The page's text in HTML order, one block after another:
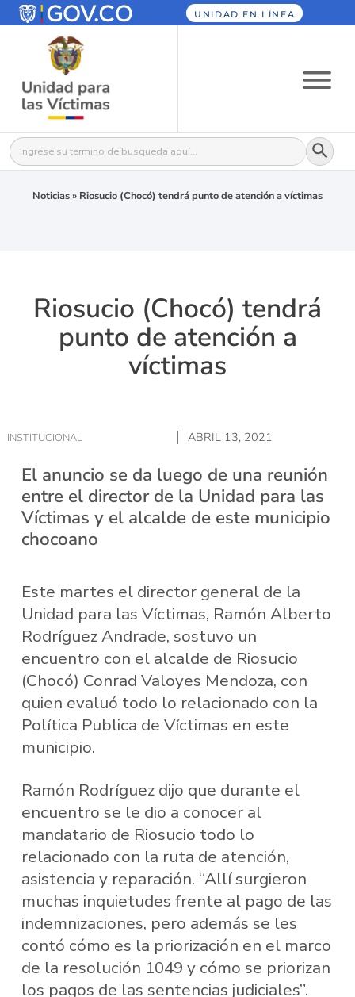
UNIDAD EN LÍNEA
Buscar: Botón
Noticias» Riosucio (Chocó) tendrá punto de atención a víctimas
Riosucio (Chocó) tendrá
punto de atención a
víctimas
INSTITUCIONAL ABRIL 13, 2021
El anuncio se da luego de una reunión
entre el director de la Unidad para las
Víctimas y el alcalde de este municipio
chocoano
Este martes el director general de la
Unidad para las Víctimas, Ramón Alberto
Rodríguez Andrade, sostuvo un
encuentro con el alcalde de Riosucio
(Chocó) Conrad Valoyes Mendoza, con
quien evaluó todo lo relacionado con la
Política Publica de Víctimas en este
municipio.
Ramón Rodríguez dijo que durante el
encuentro se le dio a conocer al
mandatario de Riosucio todo lo
relacionado con la ruta de atención,
asistencia y reparación. “Allí surgieron
muchas inquietudes frente al pago de las
indemnizaciones, pero además se les
contó cómo es la priorización en el marco
de la resolución 1049 y cómo se priorizan
los pagos de las sentencias judiciales”.